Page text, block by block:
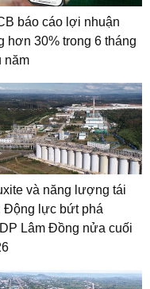
báo cáo lợi nhuận
hơn 30% trong 6 tháng
năm
và năng lượng tái
Động lực bứt phá
Lâm Đồng nửa cuối